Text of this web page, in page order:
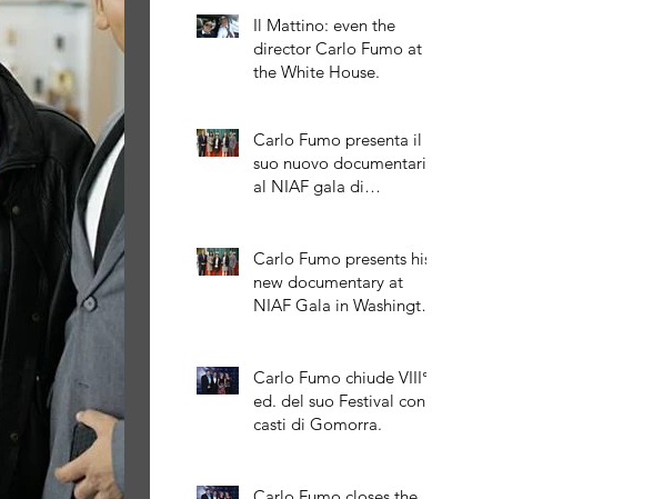
Il Mattino: even the
director Carlo Fumo at
the White House.
Carlo Fumo presenta il
suo nuovo documentario
al NIAF gala di
Carlo Fumo presents his
new documentary at
NIAF Gala in Washington
Carlo Fumo chiude VIII°
ed. del suo Festival con il
casti di Gomorra.